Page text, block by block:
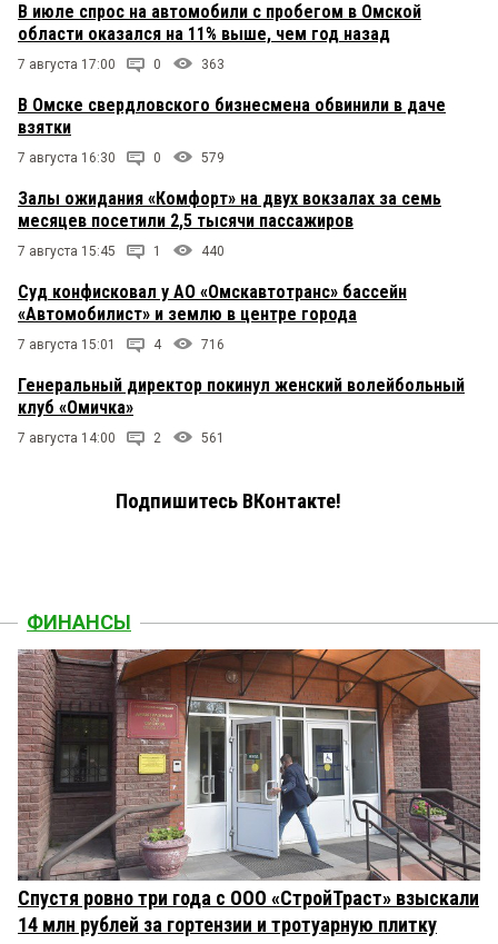
В июле спрос на автомобили с пробегом в Омской
области оказался на 11% выше, чем год назад
7 августа 17:00 0 363
В Омске свердловского бизнесмена обвинили в даче
взятки
7 августа 16:30 0 579
Залы ожидания «Комфорт» на двух вокзалах за семь
месяцев посетили 2,5 тысячи пассажиров
7 августа 15:45 1 440
Суд конфисковал у АО «Омскавтотранс» бассейн
«Автомобилист» и землю в центре города
7 августа 15:01 4 716
Генеральный директор покинул женский волейбольный
клуб «Омичка»
7 августа 14:00 2 561
Подпишитесь ВКонтакте!
ФИНАНСЫ
Спустя ровно три года с ООО «СтройТраст» взыскали
14 млн рублей за гортензии и тротуарную плитку